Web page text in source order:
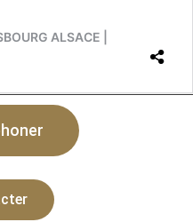
ALSACE |